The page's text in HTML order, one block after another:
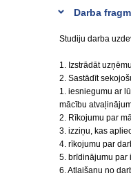
Darba
Studiju darba
1. Izstrādāt
2. Sastādīt
1. iesniegumu ar
mācību
2. Rīkojumu par
3. izziņu, kas
4. rīkojumu par
5. brīdinājumu par
6. Atlaišanu no